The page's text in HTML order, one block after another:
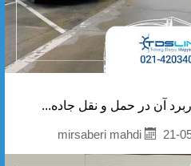
آن در حمل و نقل جاده...
21-